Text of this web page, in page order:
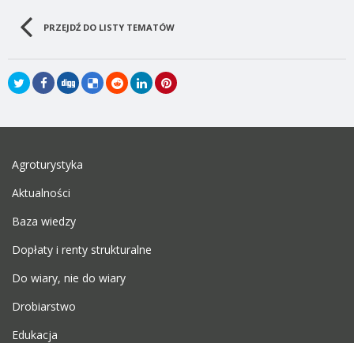
PRZEJDŹ DO LISTY TEMATÓW
Agroturystyka
Aktualności
Baza wiedzy
Dopłaty i renty strukturalne
Do wiary, nie do wiary
Drobiarstwo
Edukacja